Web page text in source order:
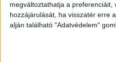
megváltoztathatja a preferenciáit,
hozzájárulását, ha visszatér erre
alján található "Adatvédelem"
ez egy állandó nyomás és
emberen. Ott voltam a
a közösségi média, így